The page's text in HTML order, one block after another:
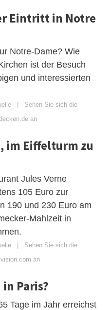
Eintritt in Notre
Notre-Dame? Wie
ist der Besuch
und interessierten
| Sehen Sie sich die
an
im Eiffelturm zu
Jules Verne
105 Euro zur
190 und 230 Euro am
Mahlzeit in
| Sehen Sie sich die
an
Paris?
Tage im Jahr erreichst